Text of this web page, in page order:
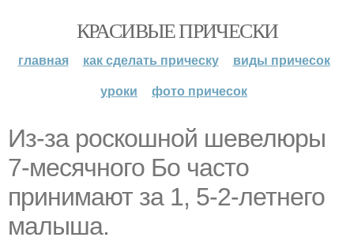
КРАСИВЫЕ ПРИЧЕСКИ
главная как сделать прическу
виды причесок
уроки
фото причесок
Из-за роскошной шевелюры
7-месячного Бо часто
принимают за 1, 5-2-летнего
малыша.